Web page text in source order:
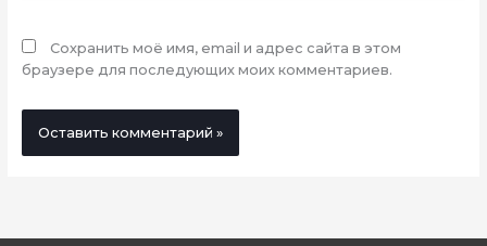
Сохранить моё имя, email и адрес сайта в этом
браузере для последующих моих комментариев.